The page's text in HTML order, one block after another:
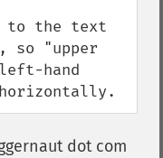
to the text
so "upper
hand
dot com